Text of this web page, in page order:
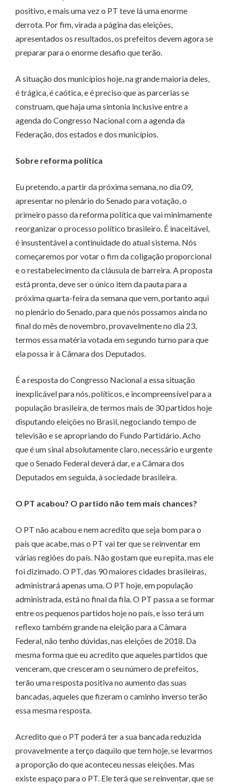
positivo, e mais uma vez o PT teve lá uma enorme
derrota. Por fim, virada a página das eleições,
apresentados os resultados, os prefeitos devem agora se
preparar para o enorme desafio que terão.
A situação dos municípios hoje, na grande maioria deles,
é trágica, é caótica, e é preciso que as parcerias se
construam, que haja uma sintonia inclusive entre a
agenda do Congresso Nacional com a agenda da
Federação, dos estados e dos municípios.
Sobre reforma política
Eu pretendo, a partir da próxima semana, no dia 09,
apresentar no plenário do Senado para votação, o
primeiro passo da reforma política que vai minimamente
reorganizar o processo político brasileiro. É inaceitável,
é insustentável a continuidade do atual sistema. Nós
começaremos por votar o fim da coligação proporcional
e o restabelecimento da cláusula de barreira. A proposta
está pronta, deve ser o único item da pauta para a
próxima quarta-feira da semana que vem, portanto aqui
no plenário do Senado, para que nós possamos ainda no
final do mês de novembro, provavelmente no dia 23,
termos essa matéria votada em segundo turno para que
ela possa ir à Câmara dos Deputados.
É a resposta do Congresso Nacional a essa situação
inexplicável para nós, políticos, e incompreensível para a
população brasileira, de termos mais de 30 partidos hoje
disputando eleições no Brasil, negociando tempo de
televisão e se apropriando do Fundo Partidário. Acho
que é um sinal absolutamente claro, necessário e urgente
que o Senado Federal deverá dar, e a Câmara dos
Deputados em seguida, à sociedade brasileira.
O PT acabou? O partido não tem mais chances?
O PT não acabou e nem acredito que seja bom para o
país que acabe, mas o PT vai ter que se reinventar em
várias regiões do país. Não gostam que eu repita, mas ele
foi dizimado. O PT, das 90 maiores cidades brasileiras,
administrará apenas uma. O PT hoje, em população
administrada, está no final da fila. O PT passa a se formar
entre os pequenos partidos hoje no país, e isso terá um
reflexo também grande na eleição para a Câmara
Federal, não tenho dúvidas, nas eleições de 2018. Da
mesma forma que eu acredito que aqueles partidos que
venceram, que cresceram o seu número de prefeitos,
terão uma resposta positiva no aumento das suas
bancadas, aqueles que fizeram o caminho inverso terão
essa mesma resposta.
Acredito que o PT poderá ter a sua bancada reduzida
provavelmente a terço daquilo que tem hoje, se levarmos
a proporção do que aconteceu nessas eleições. Mas
existe espaço para o PT. Ele terá que se reinventar, que se